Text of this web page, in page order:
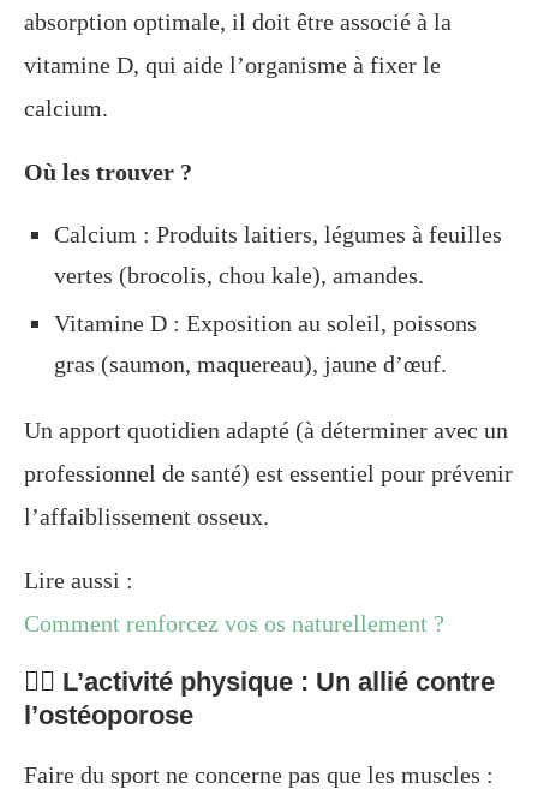
absorption optimale, il doit être associé à la
vitamine D, qui aide l’organisme à fixer le
calcium.
Où les trouver ?
Calcium : Produits laitiers, légumes à feuilles
vertes (brocolis, chou kale), amandes.
Vitamine D : Exposition au soleil, poissons
gras (saumon, maquereau), jaune d’œuf.
Un apport quotidien adapté (à déterminer avec un
professionnel de santé) est essentiel pour prévenir
l’affaiblissement osseux.
Lire aussi :
Comment renforcez vos os naturellement ?
🏋️‍♀️ L’activité physique : Un allié contre
l’ostéoporose
Faire du sport ne concerne pas que les muscles :